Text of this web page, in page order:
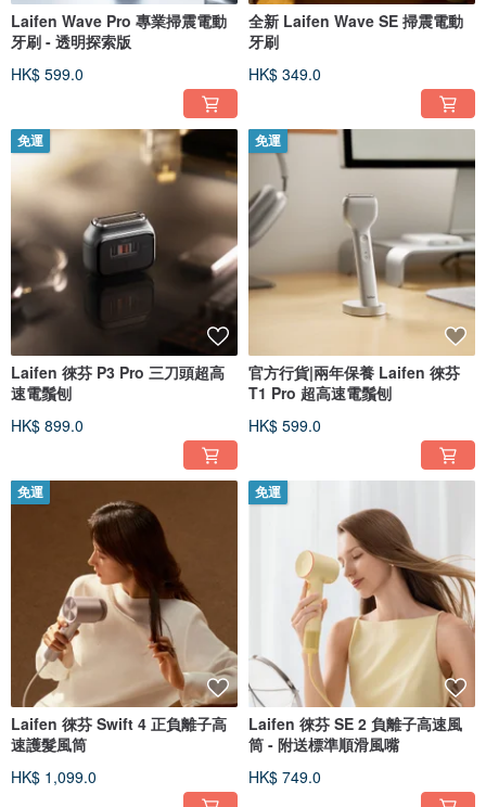
Laifen Wave Pro 專業掃震電動
牙刷 - 透明探索版
HK$ 599.0
全新 Laifen Wave SE 掃震電動
牙刷
HK$ 349.0
免運
Laifen 徠芬 P3 Pro 三刀頭超高
速電鬚刨
HK$ 899.0
免運
官方行貨|兩年保養 Laifen 徠芬
T1 Pro 超高速電鬚刨
HK$ 599.0
免運
Laifen 徠芬 Swift 4 正負離子高
速護髮風筒
HK$ 1,099.0
免運
Laifen 徠芬 SE 2 負離子高速風
筒 - 附送標準順滑風嘴
HK$ 749.0